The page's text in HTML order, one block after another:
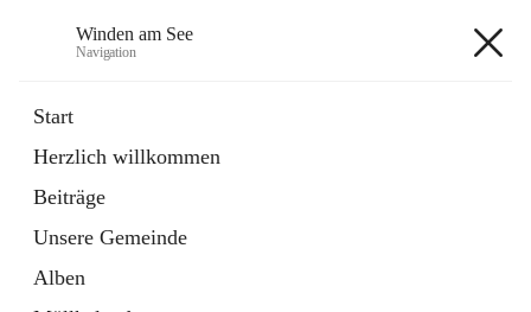
Winden am See
Navigation
Start
Herzlich willkommen
Beiträge
Unsere Gemeinde
Alben
Externe Webseite
in
Tab
Bebauungsplan
öffnet
in
neuem